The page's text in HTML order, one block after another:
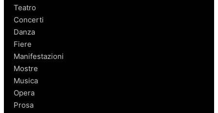
Teatro
Concerti
Danza
Fiere
Manifestazioni
Mostre
Musica
Opera
Prosa